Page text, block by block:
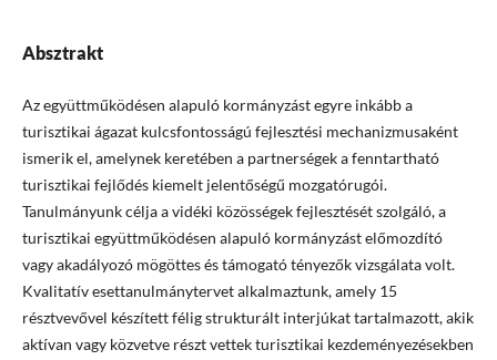
Absztrakt
Az együttműködésen alapuló kormányzást egyre inkább a
turisztikai ágazat kulcsfontosságú fejlesztési mechanizmusaként
ismerik el, amelynek keretében a partnerségek a fenntartható
turisztikai fejlődés kiemelt jelentőségű mozgatórugói.
Tanulmányunk célja a vidéki közösségek fejlesztését szolgáló, a
turisztikai együttműködésen alapuló kormányzást előmozdító
vagy akadályozó mögöttes és támogató tényezők vizsgálata volt.
Kvalitatív esettanulmánytervet alkalmaztunk, amely 15
résztvevővel készített félig strukturált interjúkat tartalmazott, akik
aktívan vagy közvetve részt vettek turisztikai kezdeményezésekben